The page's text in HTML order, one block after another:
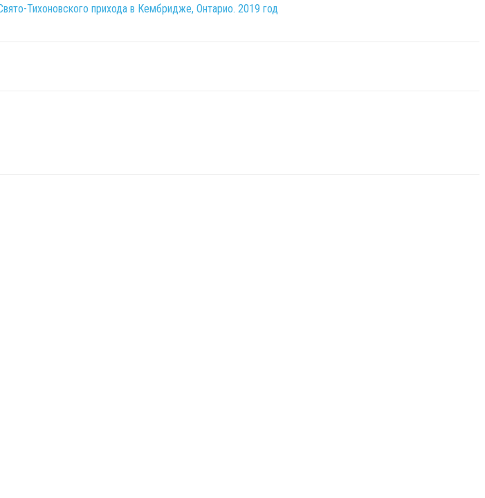
Тихоновского прихода в Кембридже, Онтарио. 2019 год